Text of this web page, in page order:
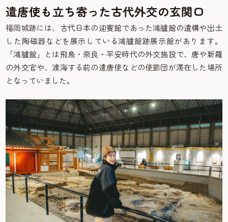
遣唐使も立ち寄った古代外交の玄関口
福岡城跡には、古代日本の迎賓館であった鴻臚館の遺構や出土
した陶磁器などを展示している鴻臚館跡展示館があります。
「鴻臚館」とは飛鳥・奈良・平安時代の外交施設で、唐や新羅
の外交官や、渡海する前の遣唐使などの使節団が滞在した場所
となっていました。